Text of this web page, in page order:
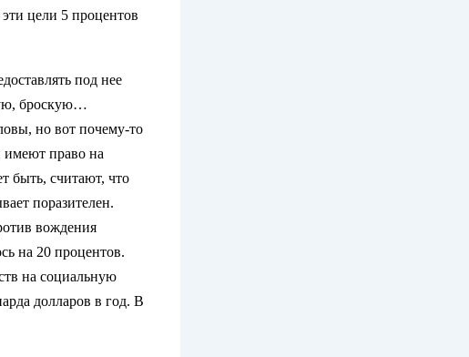
цели 5 процентов
под нее
броскую…
но вот почему-то
имеют право на
быть, считают, что
поразителен.
вождения
на 20 процентов.
на социальную
долларов в год. В